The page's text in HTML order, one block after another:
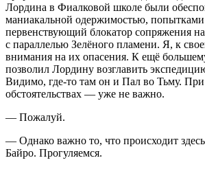
Лордина в Фиалковой школе были
маниакальной одержимостью, попытками
первенствующий блокатор сопряжения
с параллелью Зелёного пламени. Я, к
внимания на их опасения. К ещё
позволил Лордину возглавить
Видимо, где-то там он и Пал во Тьму.
обстоятельствах — уже не важно.
— Пожалуй.
— Однако важно то, что происходит
Байро. Прогуляемся.